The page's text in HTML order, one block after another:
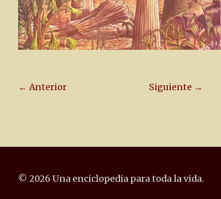
← Anterior Siguiente →
© 2026 Una enciclopedia para toda la vida.